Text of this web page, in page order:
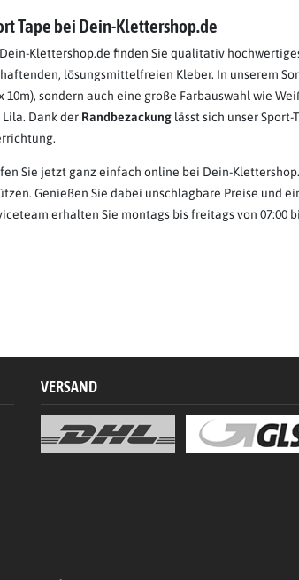
Tape bei Dein-Klettershop.de
Klettershop.de finden Sie qualitativ
lösungsmittelfreien Kleber. In unserem
10m), sondern auch eine große Farbauswahl wie
Lila. Dank der Randbezackung lässt sich unser
Sie jetzt ganz einfach online bei Dein-
Genießen Sie dabei unschlagbare Preise und
erhalten Sie montags bis freitags von 07:00
VERSAND